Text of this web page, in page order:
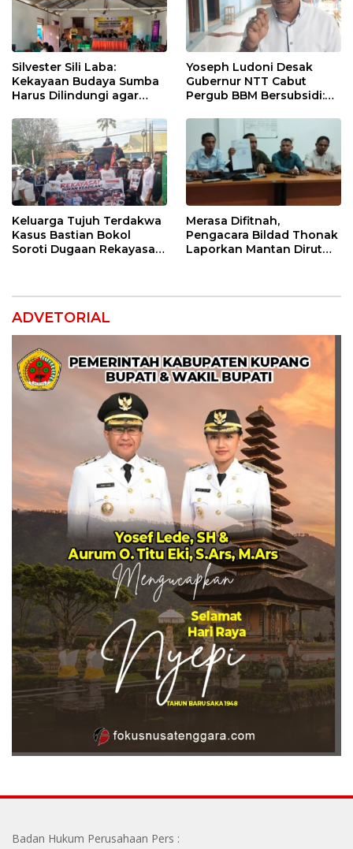
Silvester Sili Laba:
Kekayaan Budaya Sumba
Harus Dilindungi agar
Yoseph Ludoni Desak
Gubernur NTT Cabut
Pergub BBM Bersubsidi:
Tagih Pajak
Keluarga Tujuh Terdakwa
Kasus Bastian Bokol
Soroti Dugaan Rekayasa
Merasa Difitnah,
Pengacara Bildad Thonak
Laporkan Mantan Dirut
ADVETORIAL
Badan Hukum Perusahaan Pers :